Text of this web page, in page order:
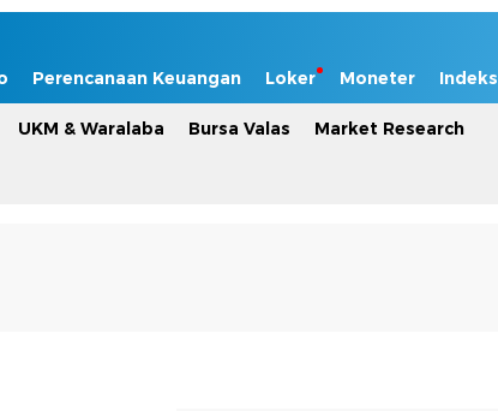
Perencanaan Keuangan Loker Moneter Indeks
UKM & Waralaba Bursa Valas Market Research